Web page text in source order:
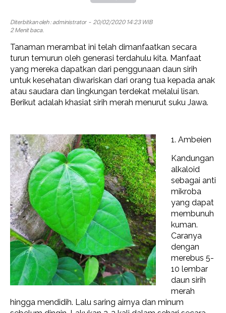
Diterbitkan oleh : administrator- 20/02/2020 14:23 WIB
2 Menit baca.
Tanaman merambat ini telah dimanfaatkan secara
turun temurun oleh generasi terdahulu kita. Manfaat
yang mereka dapatkan dari penggunaan daun sirih
untuk kesehatan diwariskan dari orang tua kepada anak
atau saudara dan lingkungan terdekat melalui lisan.
Berikut adalah khasiat sirih merah menurut suku Jawa.
1. Ambeien
Kandungan
alkaloid
sebagai anti
mikroba
yang dapat
membunuh
kuman.
Caranya
dengan
merebus 5-
10 lembar
daun sirih
merah
hingga mendidih. Lalu saring airnya dan minum